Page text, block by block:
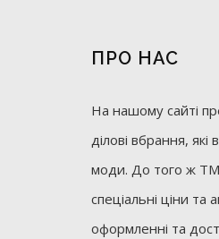
ПРО НАС
На нашому сайті
ділові вбрання,
моди. До того ж ТМ
спеціальні ціни та
оформленні та